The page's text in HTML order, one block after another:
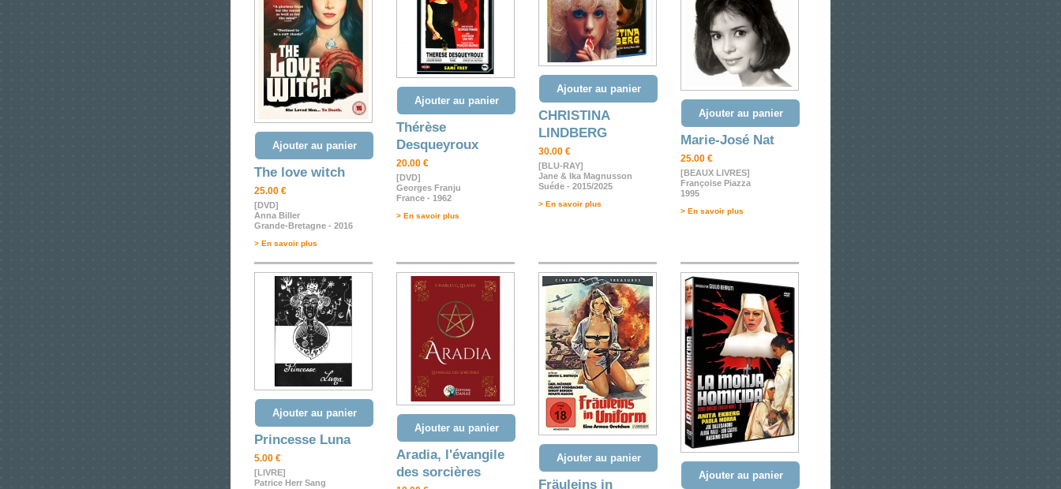
Ajouter au panier
The love witch
25.00 €
[DVD]
Anna Biller
Grande-Bretagne - 2016
> En savoir plus
Ajouter au panier
Thérèse
Desqueyroux
20.00 €
[DVD]
Georges Franju
France - 1962
> En savoir plus
Ajouter au panier
CHRISTINA
LINDBERG
30.00 €
[BLU-RAY]
Jane & Ika Magnusson
Suéde - 2015/2025
> En savoir plus
Ajouter au panier
Marie-José Nat
25.00 €
[BEAUX LIVRES]
Françoise Piazza
1995
> En savoir plus
Ajouter au panier
Princesse Luna
5.00 €
[LIVRE]
Patrice Herr Sang
Ajouter au panier
Aradia, l'évangile
des sorcières
Ajouter au panier
Fräuleins in
Ajouter au panier